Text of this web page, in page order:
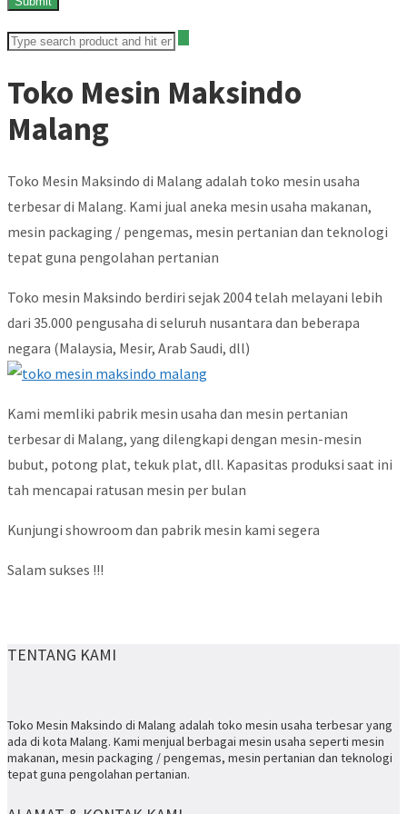
Toko Mesin Maksindo
Malang
Toko Mesin Maksindo di Malang adalah toko mesin usaha
terbesar di Malang. Kami jual aneka mesin usaha makanan,
mesin packaging / pengemas, mesin pertanian dan teknologi
tepat guna pengolahan pertanian
Toko mesin Maksindo berdiri sejak 2004 telah melayani lebih
dari 35.000 pengusaha di seluruh nusantara dan beberapa
negara (Malaysia, Mesir, Arab Saudi, dll)
Kami memliki pabrik mesin usaha dan mesin pertanian
terbesar di Malang, yang dilengkapi dengan mesin-mesin
bubut, potong plat, tekuk plat, dll. Kapasitas produksi saat ini
tah mencapai ratusan mesin per bulan
Kunjungi showroom dan pabrik mesin kami segera
Salam sukses !!!
TENTANG KAMI
Toko Mesin Maksindo di Malang adalah toko mesin usaha terbesar yang
ada di kota Malang. Kami menjual berbagai mesin usaha seperti mesin
makanan, mesin packaging / pengemas, mesin pertanian dan teknologi
tepat guna pengolahan pertanian.